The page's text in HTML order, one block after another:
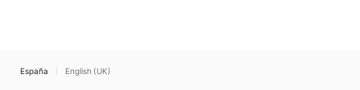
España English (UK)